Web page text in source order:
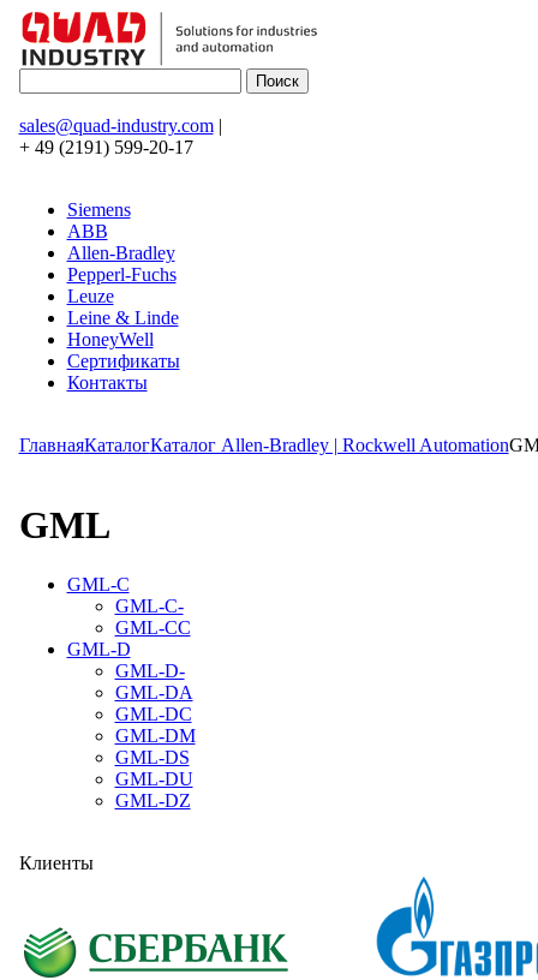
sales@quad-industry.com|
+ 49 (2191) 599-20-17
Siemens
ABB
Allen-Bradley
Pepperl-Fuchs
Leuze
Leine & Linde
HoneyWell
Сертификаты
Контакты
ГлавнаяКаталогКаталог Allen-Bradley | Rockwell Automation
GML
GML-C
GML-C-
GML-CC
GML-D
GML-D-
GML-DA
GML-DC
GML-DM
GML-DS
GML-DU
GML-DZ
Клиенты